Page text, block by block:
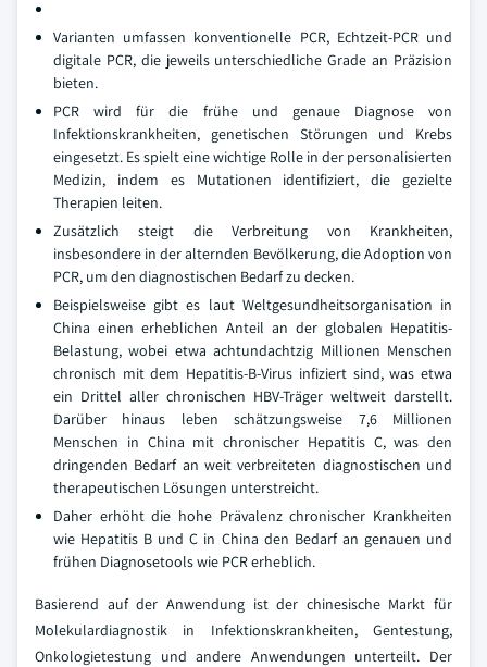
Varianten umfassen konventionelle PCR, Echtzeit-PCR und
digitale PCR, die jeweils unterschiedliche Grade an Präzision
bieten.
PCR wird für die frühe und genaue Diagnose von
Infektionskrankheiten, genetischen Störungen und Krebs
eingesetzt. Es spielt eine wichtige Rolle in der personalisierten
Medizin, indem es Mutationen identifiziert, die gezielte
Therapien leiten.
Zusätzlich steigt die Verbreitung von Krankheiten,
insbesondere in der alternden Bevölkerung, die Adoption von
PCR, um den diagnostischen Bedarf zu decken.
Beispielsweise gibt es laut Weltgesundheitsorganisation in
China einen erheblichen Anteil an der globalen Hepatitis-
Belastung, wobei etwa achtundachtzig Millionen Menschen
chronisch mit dem Hepatitis-B-Virus infiziert sind, was etwa
ein Drittel aller chronischen HBV-Träger weltweit darstellt.
Darüber hinaus leben schätzungsweise 7,6 Millionen
Menschen in China mit chronischer Hepatitis C, was den
dringenden Bedarf an weit verbreiteten diagnostischen und
therapeutischen Lösungen unterstreicht.
Daher erhöht die hohe Prävalenz chronischer Krankheiten
wie Hepatitis B und C in China den Bedarf an genauen und
frühen Diagnosetools wie PCR erheblich.
Basierend auf der Anwendung ist der chinesische Markt für
Molekulardiagnostik in Infektionskrankheiten, Gentestung,
Onkologietestung und andere Anwendungen unterteilt. Der